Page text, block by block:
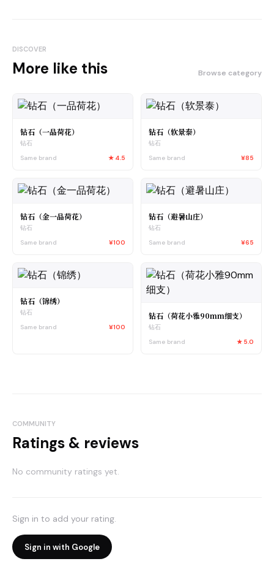
DISCOVER
More like this Browse category
钻石（一品荷花）
钻石
Same brand
★ 4.5
钻石（软景泰）
钻石
Same brand
¥85
钻石（金一品荷花）
钻石
Same brand
¥100
钻石（避暑山庄）
钻石
Same brand
¥65
钻石（锦绣）
钻石
Same brand
¥100
钻石（荷花小雅90mm细支）
钻石
Same brand
★ 5.0
COMMUNITY
Ratings & reviews
No community ratings yet.
Sign in to add your rating.
Sign in with Google